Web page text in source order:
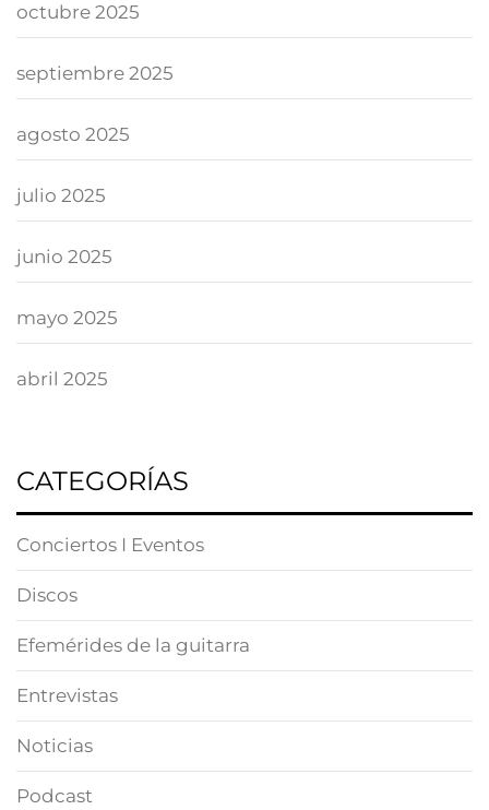
octubre 2025
septiembre 2025
agosto 2025
julio 2025
junio 2025
mayo 2025
abril 2025
CATEGORÍAS
Conciertos I Eventos
Discos
Efemérides de la guitarra
Entrevistas
Noticias
Podcast